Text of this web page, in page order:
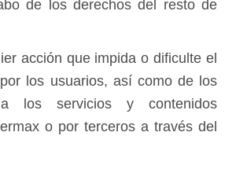
de los derechos del resto de
acción que impida o dificulte el
los usuarios, así como de los
a los servicios y contenidos
o por terceros a través del